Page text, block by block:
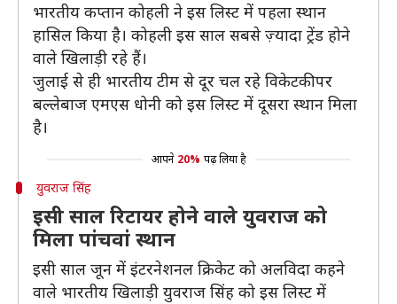
भारतीय कप्तान कोहली ने इस लिस्ट में पहला स्थान
हासिल किया है। कोहली इस साल सबसे ज़्यादा ट्रेंड होने
वाले खिलाड़ी रहे हैं।
जुलाई से ही भारतीय टीम से दूर चल रहे विकेटकीपर
बल्लेबाज एमएस धोनी को इस लिस्ट में दूसरा स्थान मिला
है।
आपने 20% पढ़ लिया है
युवराज सिंह
इसी साल रिटायर होने वाले युवराज को
मिला पांचवां स्थान
इसी साल जून में इंटरनेशनल क्रिकेट को अलविदा कहने
वाले भारतीय खिलाड़ी युवराज सिंह को इस लिस्ट में